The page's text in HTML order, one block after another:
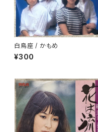
白鳥座 / かもめ
¥300